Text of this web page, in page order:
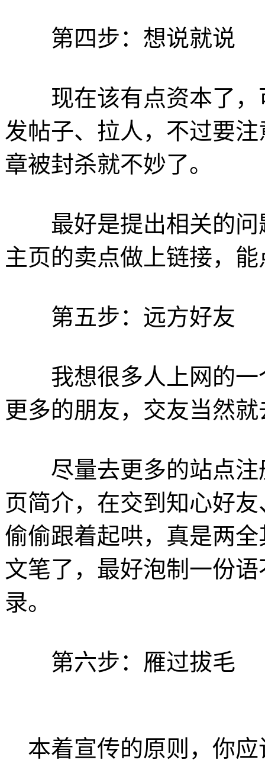
第四步：想说就说
现在该有点资本了，
发帖子、拉人，不过要
章被封杀就不妙了。
最好是提出相关的问
主页的卖点做上链接，
第五步：远方好友
我想很多人上网的一
更多的朋友，交友当然
尽量去更多的站点注
页简介，在交到知心好
偷偷跟着起哄，真是两
文笔了，最好泡制一份
录。
第六步：雁过拔毛
本着宣传的原则，你应